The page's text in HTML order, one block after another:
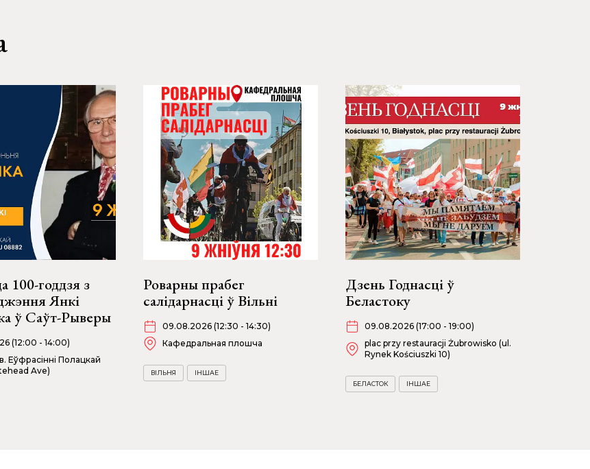
100-годдзя з
Янкі
ў Саўт-Рыверы
(12:00 - 14:00)
Еўфрасінні Полацкай
Ave)
Роварны прабег
салідарнасці ў Вільні
09.08.2026 (12:30 - 14:30)
Кафедральная плошча
ВІЛЬНЯ ІНШАЕ
Дзень Годнасці ў
Беластоку
09.08.2026 (17:00 - 19:00)
plac przy restauracji Żubrowisko (ul.
Rynek Kościuszki 10)
БЕЛАСТОК ІНШАЕ